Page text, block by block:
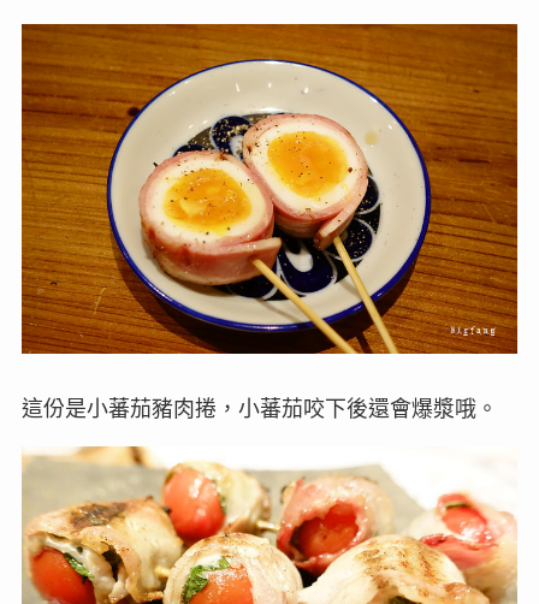
這份是小蕃茄豬肉捲，小蕃茄咬下後還會爆漿哦。